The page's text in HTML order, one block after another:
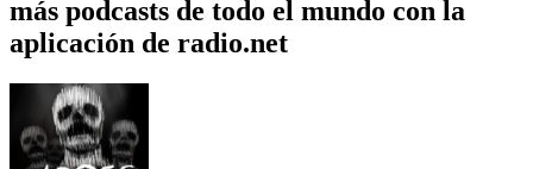
más podcasts de todo el mundo con la
aplicación de radio.net